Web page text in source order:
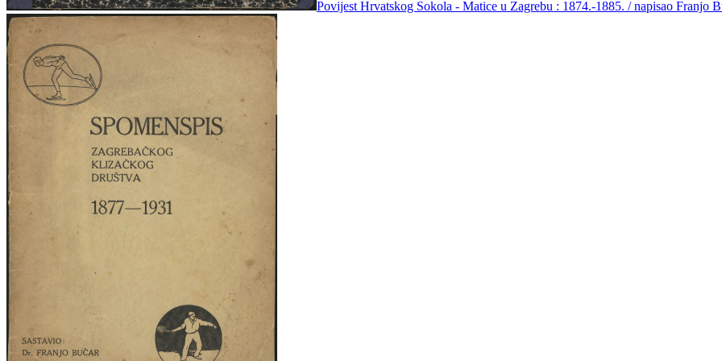
Povijest Hrvatskog Sokola - Matice u Zagrebu : 1874.-1885. / napisao Franjo